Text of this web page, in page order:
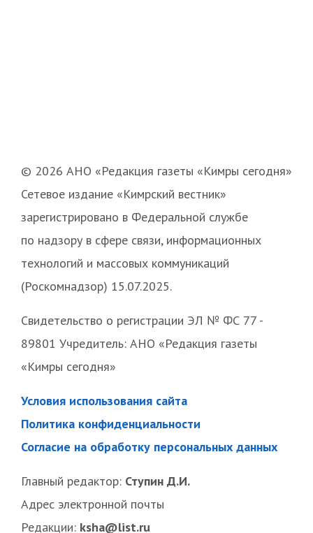
© 2026 АНО «Редакция газеты «Кимры сегодня»
Сетевое издание «Кимрский вестник»
зарегистрировано в Федеральной службе
по надзору в сфере связи, информационных
технологий и массовых коммуникаций
(Роскомнадзор) 15.07.2025.
Свидетельство о регистрации ЭЛ № ФС 77 -
89801 Учредитель: АНО «Редакция газеты
«Кимры сегодня»
Условия использования сайта
Политика конфиденциальности
Согласие на обработку персональных данных
Главный редактор: Ступин Д.И.
Адрес электронной почты
Редакции: ksha@list.ru